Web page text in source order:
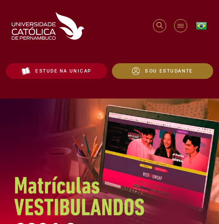
ESTUDE NA UNICAP SOU ESTUDANTE